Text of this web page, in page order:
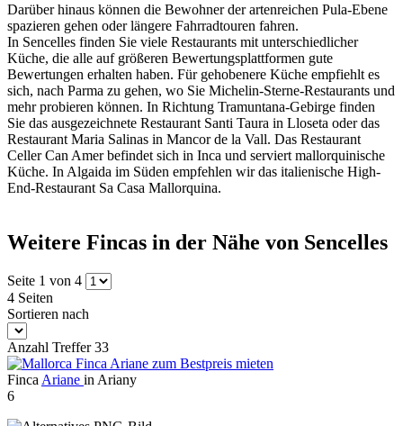
Darüber hinaus können die Bewohner der artenreichen Pula-Ebene
spazieren gehen oder längere Fahrradtouren fahren.
In Sencelles finden Sie viele Restaurants mit unterschiedlicher
Küche, die alle auf größeren Bewertungsplattformen gute
Bewertungen erhalten haben. Für gehobenere Küche empfiehlt es
sich, nach Parma zu gehen, wo Sie Michelin-Sterne-Restaurants und
mehr probieren können. In Richtung Tramuntana-Gebirge finden
Sie das ausgezeichnete Restaurant Santi Taura in Lloseta oder das
Restaurant Maria Salinas in Mancor de la Vall. Das Restaurant
Celler Can Amer befindet sich in Inca und serviert mallorquinische
Küche. In Algaida im Süden empfehlen wir das italienische High-
End-Restaurant Sa Casa Mallorquina.
Weitere Fincas in der Nähe von Sencelles
Seite 1 von 4
4 Seiten
Sortieren nach
Anzahl Treffer 33
Finca Ariane in Ariany
6